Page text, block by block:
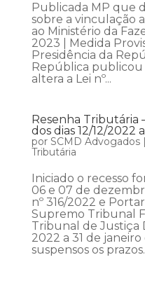
Publicada MP que
sobre a vinculação
ao Ministério da
2023 | Medida
Presidência da
República publicou
altera a Lei nº...
Resenha Tributária
dos dias 12/12/2022
por SCMD Advogados|
Tributária
Iniciado o recesso
06 e 07 de
nº 316/2022 e
Supremo Tribunal
Tribunal de Justiça
2022 a 31 de
suspensos os